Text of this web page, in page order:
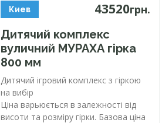
Киев 43520грн.
Дитячий комплекс
вуличний МУРАХА гірка
800 мм
Дитячий ігровий комплекс з гіркою
на вибір
Ціна варьюється в залежності від
висоти та розміру гірки. Базова ціна